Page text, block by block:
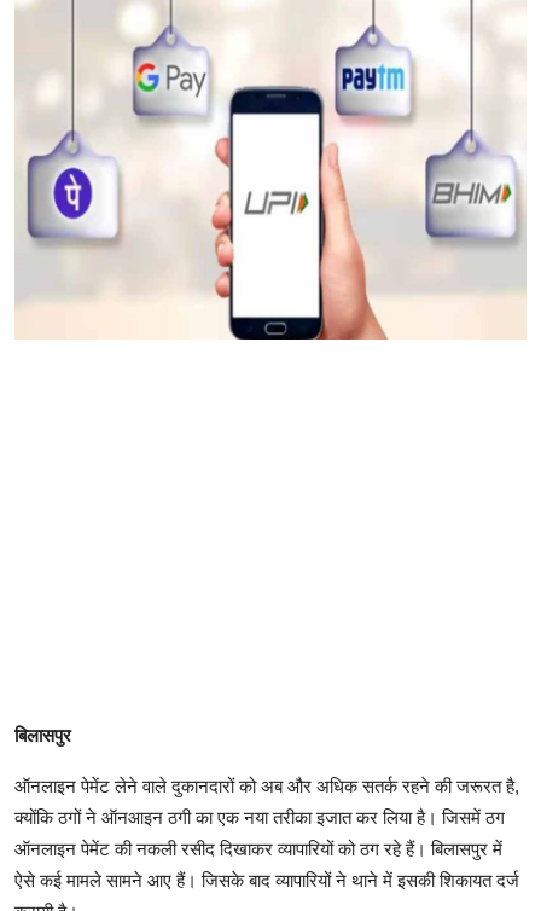
धर्म
लाइफस्टाइल
बिलासपुर
ऑनलाइन पेमेंट लेने वाले दुकानदारों को अब और अधिक सतर्क रहने की जरूरत है,
क्योंकि ठगों ने ऑनआइन ठगी का एक नया तरीका इजात कर लिया है। जिसमें ठग
ऑनलाइन पेमेंट की नकली रसीद दिखाकर व्यापारियों को ठग रहे हैं। बिलासपुर में
ऐसे कई मामले सामने आए हैं। जिसके बाद व्यापारियों ने थाने में इसकी शिकायत दर्ज